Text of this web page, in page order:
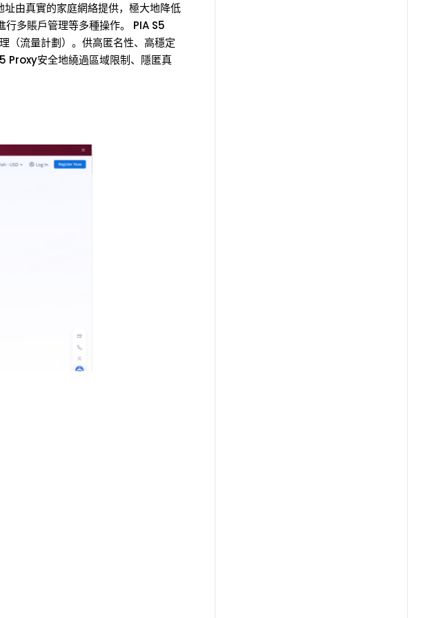
由真實的家庭網絡提供，極大地降低
多賬戶管理等多種操作。 PIA S5
（流量計劃）。供高匿名性、高穩定
Proxy安全地繞過區域限制、隱匿真